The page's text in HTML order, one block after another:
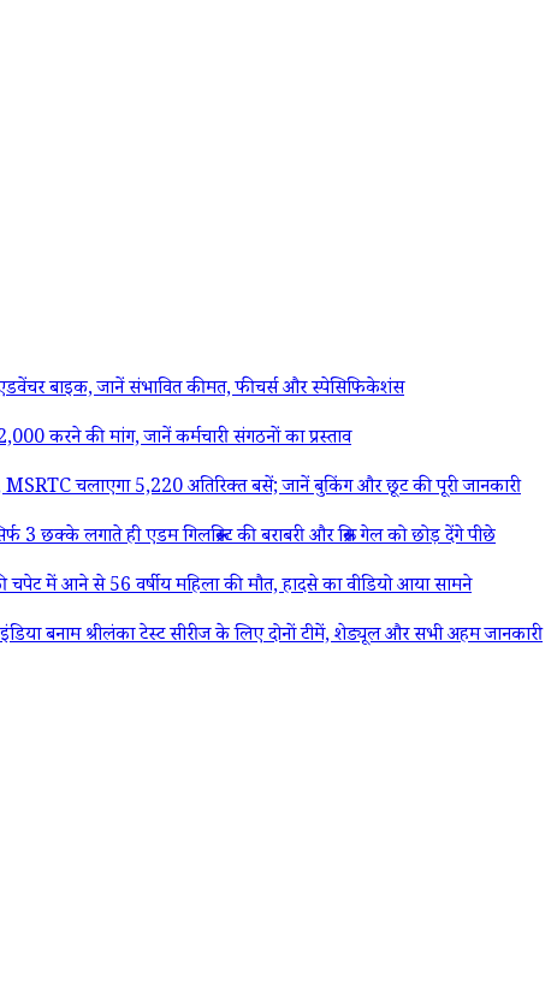
बाइक, जानें संभावित कीमत, फीचर्स और स्पेसिफिकेशंस
करने की मांग, जानें कर्मचारी संगठनों का प्रस्ताव
चलाएगा 5,220 अतिरिक्त बसें; जानें बुकिंग और छूट की पूरी जानकारी
लगाते ही एडम गिलक्रिस्ट की बराबरी और क्रिस गेल को छोड़ देंगे पीछे
आने से 56 वर्षीय महिला की मौत, हादसे का वीडियो आया सामने
श्रीलंका टेस्ट सीरीज के लिए दोनों टीमें, शेड्यूल और सभी अहम जानकारी